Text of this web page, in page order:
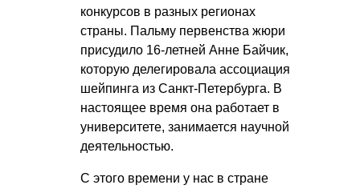
конкурсов в разных регионах
страны. Пальму первенства жюри
присудило 16-летней Анне Байчик,
которую делегировала ассоциация
шейпинга из Санкт-Петербурга. В
настоящее время она работает в
университете, занимается научной
деятельностью.
С этого времени у нас в стране